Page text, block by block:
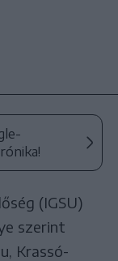
(IGSU)
szerint
Krassó-